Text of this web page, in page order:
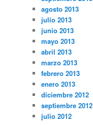
agosto 2013
julio 2013
junio 2013
mayo 2013
abril 2013
marzo 2013
febrero 2013
enero 2013
diciembre 2012
septiembre 2012
julio 2012